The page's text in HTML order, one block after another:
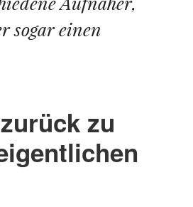
sogar einen
zu